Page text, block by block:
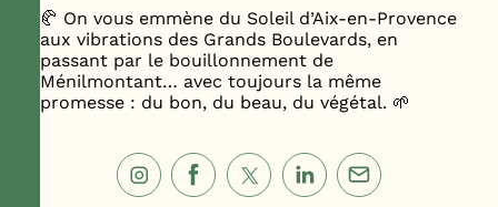
🥐 On vous emmène du Soleil d’Aix-en-Provence
aux vibrations des Grands Boulevards, en
passant par le bouillonnement de
Ménilmontant… avec toujours la même
promesse : du bon, du beau, du végétal. 🌱